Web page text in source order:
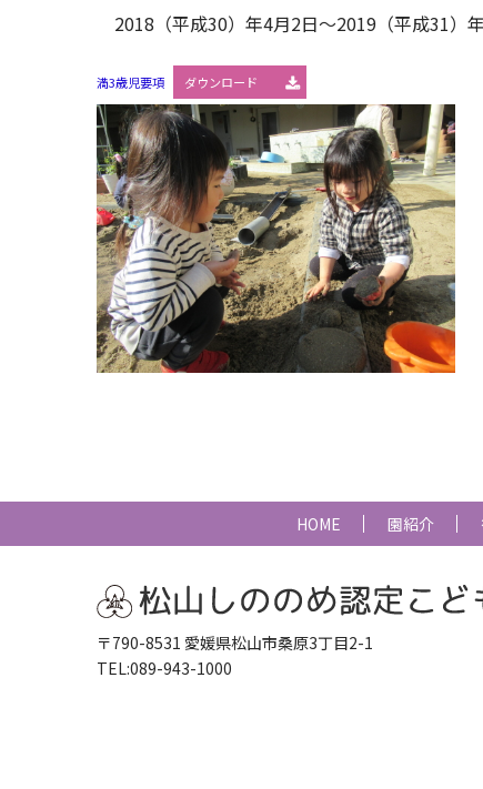
2018（平成30）年4月2日～2019（平成31）
満3歳児要項 ダウンロード
HOME 園紹介
〒790-8531 愛媛県松山市桑原3丁目2-1
TEL:089-943-1000